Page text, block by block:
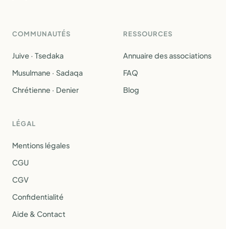
COMMUNAUTÉS
Juive · Tsedaka
Musulmane · Sadaqa
Chrétienne · Denier
RESSOURCES
Annuaire des associations
FAQ
Blog
LÉGAL
Mentions légales
CGU
CGV
Confidentialité
Aide & Contact